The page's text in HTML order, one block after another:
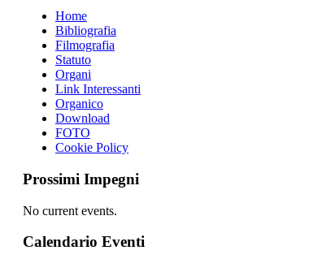
Home
Bibliografia
Filmografia
Statuto
Organi
Link Interessanti
Organico
Download
FOTO
Cookie Policy
Prossimi Impegni
No current events.
Calendario Eventi